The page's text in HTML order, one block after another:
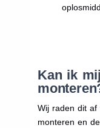
Kan ik
Wij raden dit af
monteren en